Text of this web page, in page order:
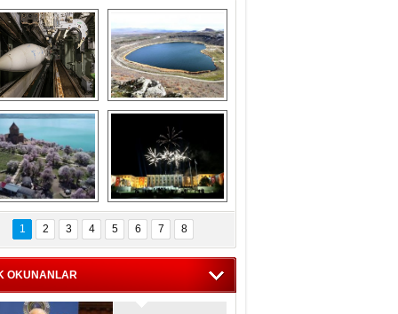
Askeri gemi
terk
gemilerin
etkileyici
görüntüleri
Kapadokya'nın
ilkbaharda bir başka
güzel
kalan
Akdamar Adası
çiçekleri ile
bir güzellik
Haftanın
fotoğrafları
1 2 3 4 5 6 7 8
OKUNANLAR